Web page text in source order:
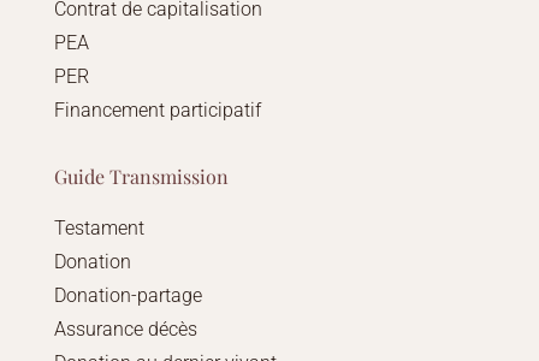
Contrat de capitalisation
PEA
PER
Financement participatif
Guide Transmission
Testament
Donation
Donation-partage
Assurance décès